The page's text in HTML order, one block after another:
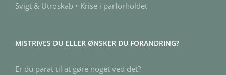
Svigt & Utroskab • Krise i parforholdet
MISTRIVES DU ELLER ØNSKER DU FORANDRING?
Er du parat til at gøre noget ved det?